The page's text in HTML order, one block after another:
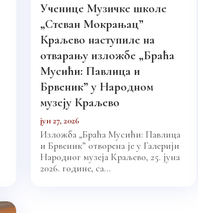
Ученице Музичке школе
„Стеван Мокрањац”
Краљево наступиле на
отварању изложбе „Браћа
Мусићи: Павлица и
Брвеник” у Народном
музеју Краљево
јун 27, 2026
Изложба „Браћа Мусићи: Павлица
и Брвеник” отворена је у Галерији
Народног музеја Краљево, 25. јуна
2026. године, са...